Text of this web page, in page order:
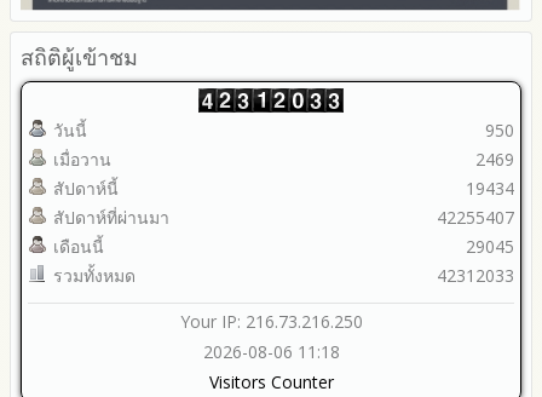
รายงานผลการดำเนินการเพื่อส่งเสริมคุณธรรมและความโปร่งใส
ภายใน สพท. ประจำปีงบประมาณ
สถิติผู้เข้าชม
วันนี้
เมื่อวาน
สัปดาห์นี้
สัปดาห์ที่ผ่านมา
เดือนนี้
รวมทั้งหมด
950
2469
19434
42255407
29045
42312033
Your IP: 216.73.216.250
2026-08-06 11:18
Visitors Counter